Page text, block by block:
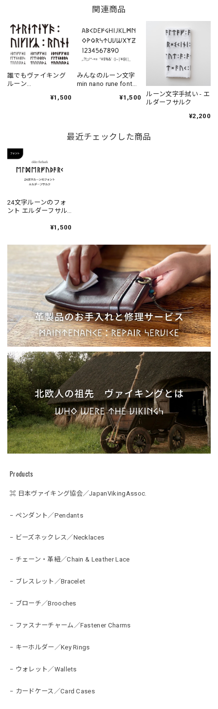
Products
⌘ 日本ヴァイキング協会／JapanVikingAssoc.
− ペンダント／Pendants
− ビーズネックレス／Necklaces
− チェーン・革紐／Chain & Leather Lace
− ブレスレット／Bracelet
− ブローチ／Brooches
− ファスナーチャーム／Fastener Charms
− キーホルダー／Key Rings
− ウォレット／Wallets
− カードケース／Card Cases
関連商品
誰でもヴァイキング
ルーン
／フォント ヴァイキ
¥1,500
みんなのルーン文字
min nano rune font／
¥1,500
ルーン文字手拭い - エ
ルダーフサルク
¥2,200
最近チェックした商品
24文字ルーンのフォ
ント エルダーフサル
ォント ヴァイキング
¥1,500